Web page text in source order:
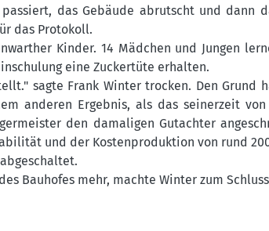
das Gebäude abrutscht und dann
das Protokoll.
Kinder. 14 Mädchen und Jungen
eine Zuckertüte erhalten.
sagte Frank Winter trocken. Den Grund
anderen Ergebnis, als das seinerzeit
den damaligen Gutachter
und der Kostenproduktion von rund
Bauhofes mehr, machte Winter zum